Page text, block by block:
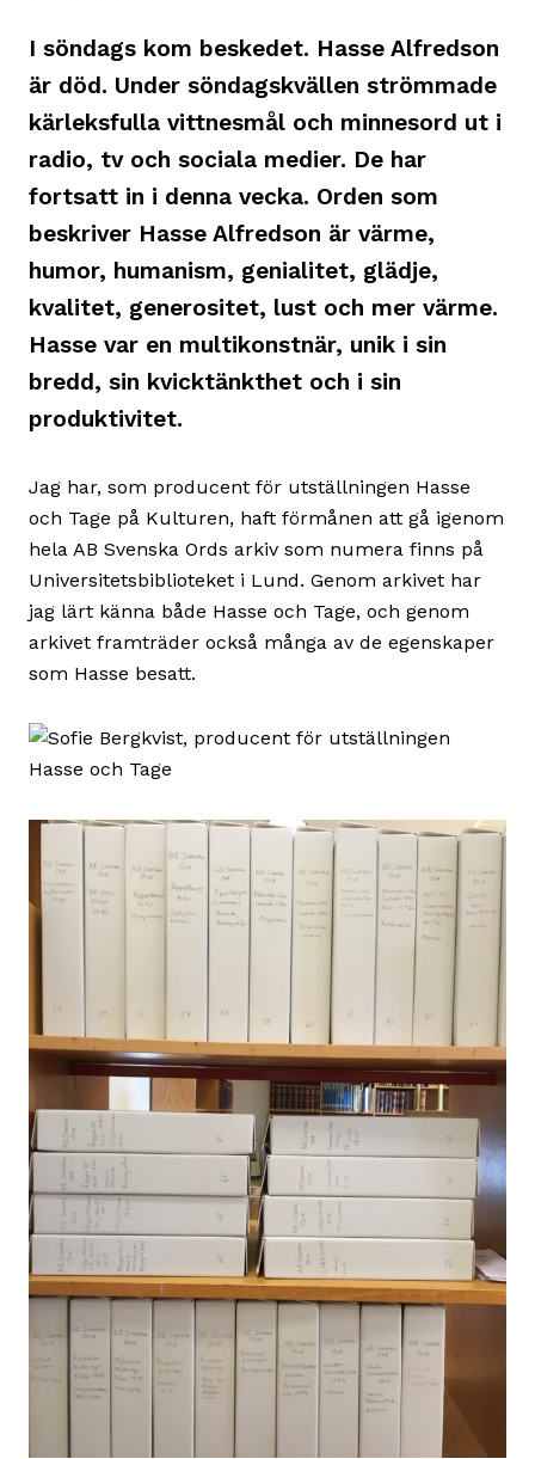
I söndags kom beskedet. Hasse Alfredson
är död. Under söndagskvällen strömmade
kärleksfulla vittnesmål och minnesord ut i
radio, tv och sociala medier. De har
fortsatt in i denna vecka. Orden som
beskriver Hasse Alfredson är värme,
humor, humanism, genialitet, glädje,
kvalitet, generositet, lust och mer värme.
Hasse var en multikonstnär, unik i sin
bredd, sin kvicktänkthet och i sin
produktivitet.
Jag har, som producent för utställningen Hasse
och Tage på Kulturen, haft förmånen att gå igenom
hela AB Svenska Ords arkiv som numera finns på
Universitetsbiblioteket i Lund. Genom arkivet har
jag lärt känna både Hasse och Tage, och genom
arkivet framträder också många av de egenskaper
som Hasse besatt.